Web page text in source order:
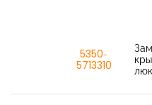
5350-
5713310